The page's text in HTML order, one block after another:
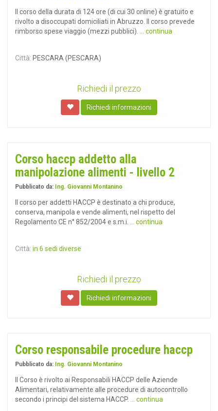
Il corso della durata di 124 ore (di cui 30 online) è gratuito e
rivolto a disoccupati domiciliati in Abruzzo. Il corso prevede
rimborso spese viaggio (mezzi pubblici).
... continua
Città: PESCARA (PESCARA)
Richiedi il prezzo
Richiedi informazioni
Corso haccp addetto alla
manipolazione alimenti - livello 2
Pubblicato da: Ing. Giovanni Montanino
Il corso per addetti HACCP è destinato a chi produce,
conserva, manipola e vende alimenti, nel rispetto del
Regolamento CE n° 852/2004 e s.m.i.
... continua
Città: in 6 sedi diverse
Richiedi il prezzo
Richiedi informazioni
Corso responsabile procedure haccp
Pubblicato da: Ing. Giovanni Montanino
ll Corso è rivolto ai Responsabili HACCP delle Aziende
Alimentari, relativamente alle procedure di autocontrollo
secondo i principi del sistema HACCP.
... continua